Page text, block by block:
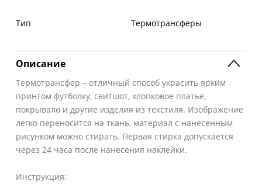
Тип Термотрансферы
Описание
Термотрансфер – отличный способ украсить ярким
принтом футболку, свитшот, хлопковое платье,
покрывало и другие изделия из текстиля. Изображение
легко переносится на ткань, материал с нанесенным
рисунком можно стирать. Первая стирка допускается
через 24 часа после нанесения наклейки.
Инструкция: